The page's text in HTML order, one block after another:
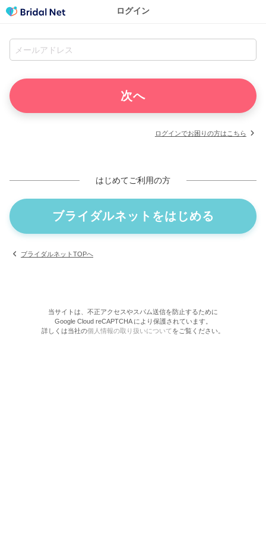
ログイン
ログインでお困りの方はこちら
はじめてご利用の方
ブライダルネットをはじめる
ブライダルネットTOPへ
当サイトは、不正アクセスやスパム送信を防止するために
Google Cloud reCAPTCHA により保護されています。
詳しくは当社の個人情報の取り扱いについてをご覧ください。